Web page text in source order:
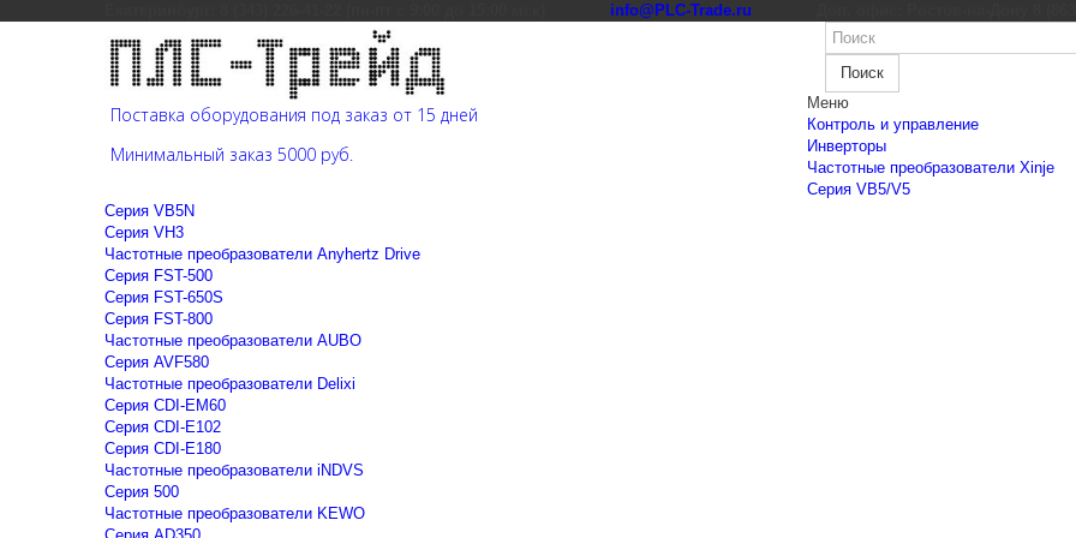
info@PLC-Trade.ru
Поставка оборудования под заказ от 15 дней
Минимальный заказ 5000 руб.
Поиск
Меню
Контроль и управление
Инверторы
Частотные преобразователи Xinje
Cерия VB5/V5
Cерия VB5N
Cерия VH3
Частотные преобразователи Anyhertz Drive
Серия FST-500
Серия FST-650S
Серия FST-800
Частотные преобразователи AUBO
Серия AVF580
Частотные преобразователи Delixi
Серия CDI-EM60
Серия CDI-E102
Серия CDI-E180
Частотные преобразователи iNDVS
Серия 500
Частотные преобразователи KEWO